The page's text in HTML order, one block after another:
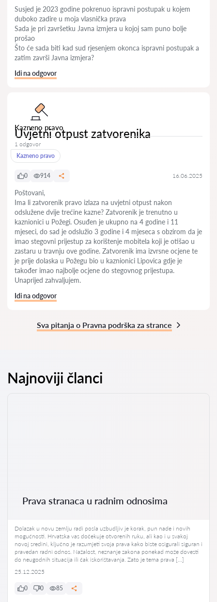
Susjed je 2023 godine pokrenuo ispravni postupak u kojem
duboko zadire u moja vlasnička prava
Sada je pri završetku Javna izmjera u kojoj sam puno bolje
prošao
Što će sada biti kad sud rjesenjem okonca ispravni postupak a
zatim završi Javna izmjera?
Idi na odgovor
Kazneno pravo
Uvjetni otpust zatvorenika
1 odgovor
Kazneno pravo
0 914 16.06.2025
Poštovani,
Ima li zatvorenik pravo izlaza na uvjetni otpust nakon
odslužene dvije trećine kazne? Zatvorenik je trenutno u
kaznionici u Požegi. Osuđen je ukupno na 4 godine i 11
mjeseci, do sad je odslužio 3 godine i 4 mjeseca s obzirom da je
imao stegovni prijestup za korištenje mobitela koji je otišao u
zastaru u travnju ove godine. Zatvorenik ima izvrsne ocjene te
je prije dolaska u Požegu bio u kaznionici Lipovica gdje je
također imao najbolje ocjene do stegovnog prijestupa.
Unaprijed zahvaljujem.
Idi na odgovor
Sva pitanja o Pravna podrška za strance
Najnoviji članci
Prava stranaca u radnim odnosima
Dolazak u novu zemlju radi posla uzbudljiv je korak, pun nade i novih
mogućnosti. Hrvatska vas dočekuje otvorenih ruku, ali kao i u svakoj
novoj sredini, ključno je razumjeti svoja prava kako biste osigurali siguran i
pravedan radni odnos. Nažalost, neznanje zakona ponekad može dovesti
do neugodnih situacija ili čak iskorištavanja. Zato je tema prava […]
25.12.2025
0 0 85